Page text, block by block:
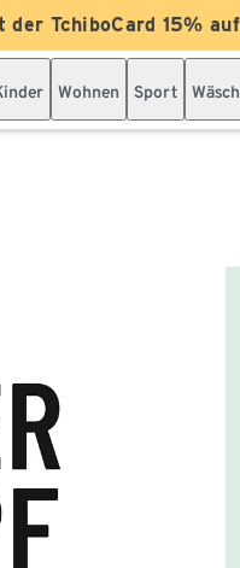
der TchiboCard 15%
Wohnen Sport